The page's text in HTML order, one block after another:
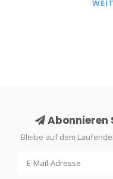
Abonnieren
Bleibe auf dem